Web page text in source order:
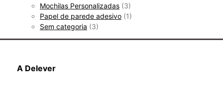
Mochilas Personalizadas (3)
Papel de parede adesivo (1)
Sem categoria (3)
A Delever